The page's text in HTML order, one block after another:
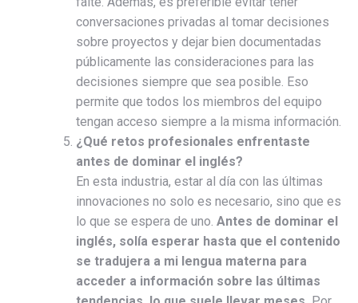
conversaciones privadas al tomar decisiones
sobre proyectos y dejar bien documentadas
públicamente las consideraciones para las
decisiones siempre que sea posible. Eso
permite que todos los miembros del equipo
tengan acceso siempre a la misma información.
¿Qué retos profesionales enfrentaste
antes de dominar el inglés?
En esta industria, estar al día con las últimas
innovaciones no solo es necesario, sino que es
lo que se espera de uno. Antes de dominar el
inglés, solía esperar hasta que el contenido
se tradujera a mi lengua materna para
acceder a información sobre las últimas